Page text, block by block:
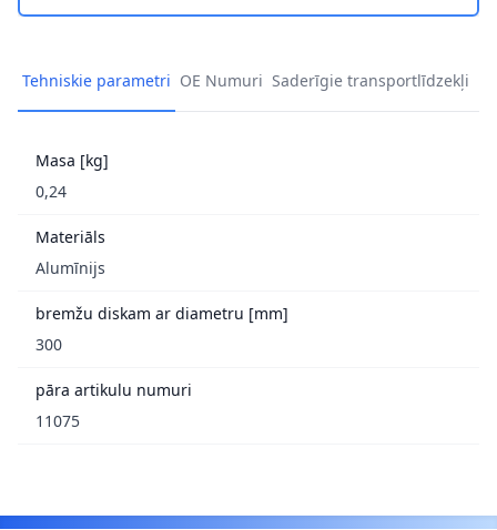
Tehniskie parametri OE Numuri Saderīgie transportlīdzekļi
Masa [kg]
0,24
Materiāls
Alumīnijs
bremžu diskam ar diametru [mm]
300
pāra artikulu numuri
11075